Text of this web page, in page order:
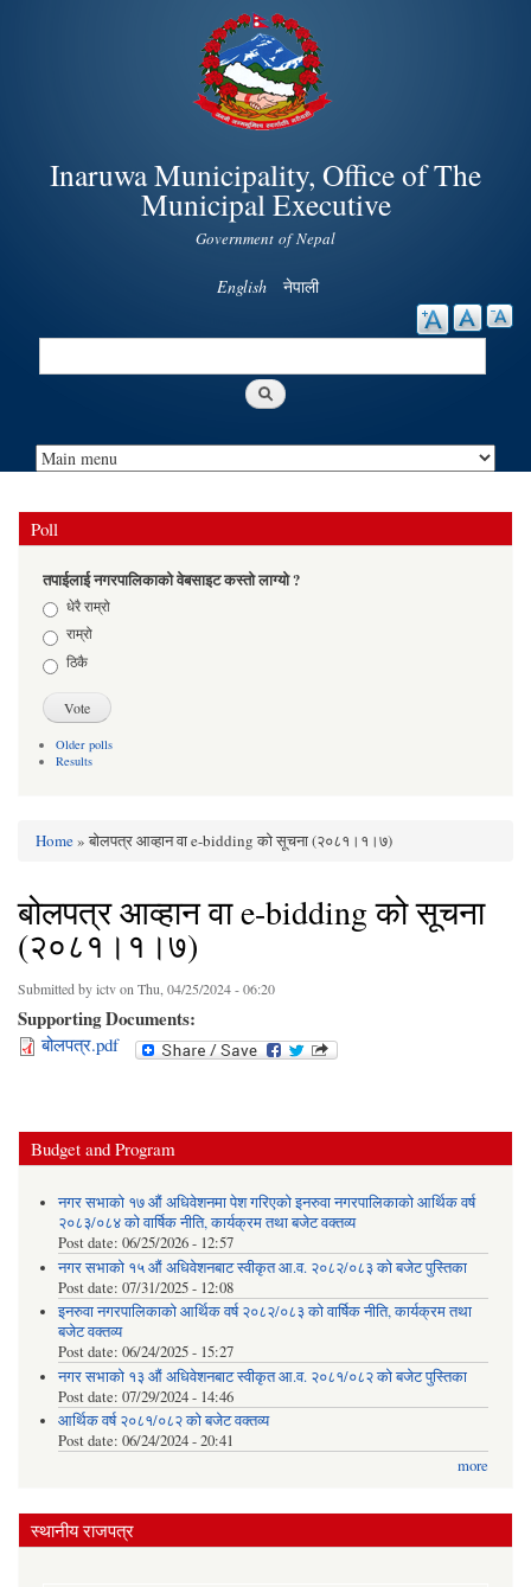
Skip to
main
content
Inaruwa Municipality, Office of The
Municipal Executive
Government of Nepal
English नेपाली
Search
Poll
तपाईलाई नगरपालिकाको वेबसाइट कस्तो लाग्यो ?
Choicesधेरै राम्रो
राम्रो
ठिकै
Older polls
Results
You are here
Home» बोलपत्र आव्हान वा e-bidding को सूचना (२०८१।१।७)
बोलपत्र आव्हान वा e-bidding को सूचना
(२०८१।१।७)
Submitted byictvon Thu, 04/25/2024 - 06:20
Supporting Documents:
बोलपत्र.pdf
Budget and Program
नगर सभाको १७ औं अधिवेशनमा पेश गरिएको इनरुवा नगरपालिकाको आर्थिक वर्ष
२०८३/०८४ को वार्षिक नीति, कार्यक्रम तथा बजेट वक्तव्य
Post date: 06/25/2026 - 12:57
नगर सभाको १५ औं अधिवेशनबाट स्वीकृत आ.व. २०८२/०८३ को बजेट पुस्तिका
Post date: 07/31/2025 - 12:08
इनरुवा नगरपालिकाको आर्थिक वर्ष २०८२/०८३ को वार्षिक नीति, कार्यक्रम तथा
बजेट वक्तव्य
Post date: 06/24/2025 - 15:27
नगर सभाको १३ औं अधिवेशनबाट स्वीकृत आ.व. २०८१/०८२ को बजेट पुस्तिका
Post date: 07/29/2024 - 14:46
आर्थिक वर्ष २०८१/०८२ को बजेट वक्तव्य
Post date: 06/24/2024 - 20:41
more
स्थानीय राजपत्र